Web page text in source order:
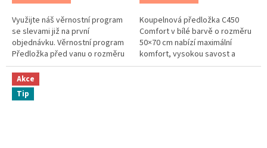
Využijte náš věrnostní program
se slevami již na první
objednávku. Věrnostní program
Předložka před vanu o rozměru
60x100cm. Možno barevně
dokompletovat s předložkou
před WC...
Koupelnová předložka C450
Comfort v bílé barvě o rozměru
50×70 cm nabízí maximální
komfort, vysokou savost a
nadčasový vzhled. Je vyrobena
Akce
Tip